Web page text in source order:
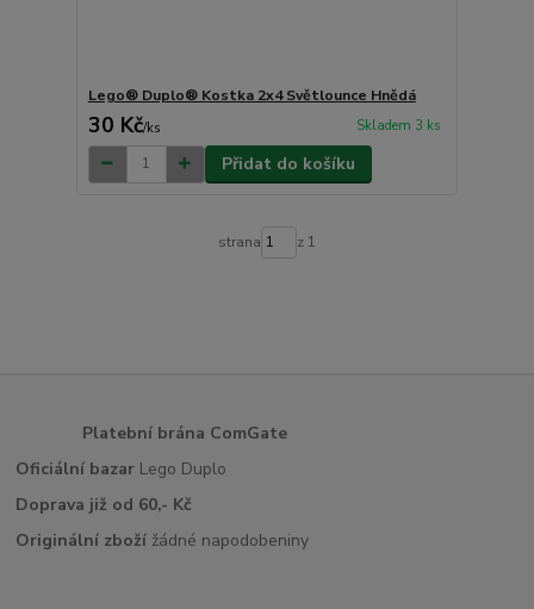
Lego® Duplo® Kostka 2x4 Světlounce Hnědá
30 Kč/ks Skladem 3 ks
Přidat do košíku
strana z 1
Platební brána ComGate
Oficiální bazar Lego Duplo
Doprava již od 60,- Kč
Originální zboží žádné napodobeniny